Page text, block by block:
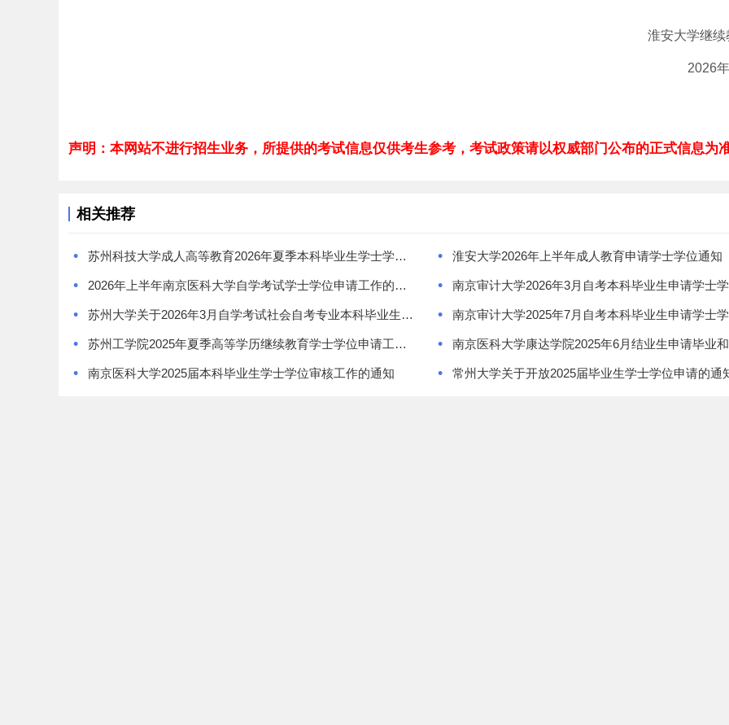
淮安大学继续
2026年5
声明：本网站不进行招生业务，所提供的考试信息仅供考生参考，考试政策请以权威部门公布的正式信息为
相关推荐
• 苏州科技大学成人高等教育2026年夏季本科毕业生学士学位资格预审和申报的通知 • 淮安大学2026年上半年成人教育申请学士学位通知
• 2026年上半年南京医科大学自学考试学士学位申请工作的通知 • 南京审计大学2026年3月自考本科毕业生申请学士
• 苏州大学关于2026年3月自学考试社会自考专业本科毕业生学士学位申请的通知 • 南京审计大学2025年7月自考本科毕业生申请学士
• 苏州工学院2025年夏季高等学历继续教育学士学位申请工作的通知
•
•
南京医科大学2025届本科毕业生学士学位审核工作的通知 • 常州大学关于开放2025届毕业生学士学位申请的通